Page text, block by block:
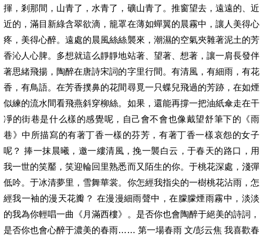
揮，剎那間，山青了，水青了，礦山青了。推窗望去，遠遠的、近
近的，滿目新綠含翠欲滴，籠罩在薄如蟬翼的晨霧中，讓人美得心
疼，美得心醉。遠處的晨風絲絲襲來，潮濕的空氣夾雜著泥土的芳
香沁人心脾。多想就這么靜靜地站著、望著、想著，讓一肩長發伴
著思緒飛揚，陶醉在唐詩宋詞的字里行間。有清風，有細雨，有花
香，有鳥語。在芳香撲鼻的花間尋覓一只蝶兒飛過的芳跡，在如煙
似練的流水間看飛燕斜穿柳絲。如果，還能再撐一把油紙傘走在干
凈的街巷是什么樣的感覺呢，自己會不會也像戴望舒筆下的《雨
巷》中所描寫的有著丁香一樣的芬芳，有著丁香一樣哀怨的女子
呢？ 捧一抹晨曦，邀一縷清風，挽一襲白云，于春天的路口，用
我一世的笑靨，笑迎輪回里熟悉而又陌生的你。于桃花深處，淺彈
低吟。于冰清夢里，雪舞華裳。你怎經我指尖的一樹桃花沾雨，怎
經我一袖的漫天花瓣？ 在漫漫細雨聲中，在朦朦煙雨霧中，淡淡
的我為你輕唱一曲《月滿西樓》。是否你也會陶醉于絕美的詩詞，
是否你也會心醉于濃美的春雨…… 第一場春雨 文/彭云焦 我喜歡春